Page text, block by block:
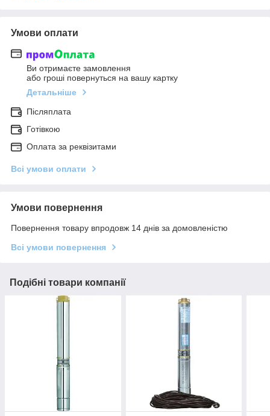
Умови оплати
Ви отримаєте замовлення
або гроші повернуться на вашу картку
Детальніше
Післяплата
Готівкою
Оплата за реквізитами
Всі умови оплати
Умови повернення
Повернення товару впродовж 14 днів за домовленістю
Всі умови повернення
Подібні товари компанії